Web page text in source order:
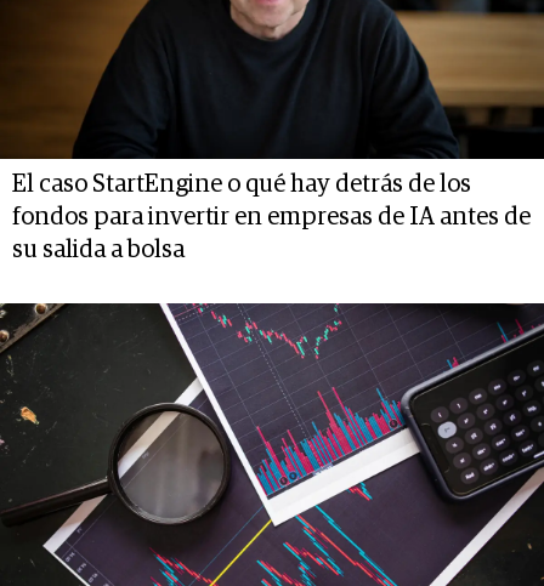
El caso StartEngine o qué hay detrás de los
fondos para invertir en empresas de IA antes de
su salida a bolsa